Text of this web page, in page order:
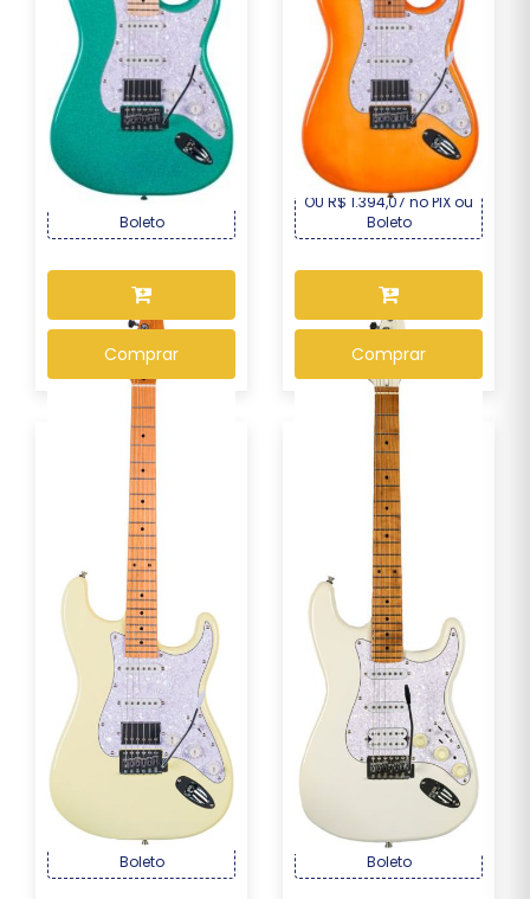
Guitarra Seizi Fun Katana
Musashi HSS ...
R$ 1.339,00
OU R$ 1.245,27 no PIX ou
Boleto
Comprar
Guitarra Seizi Fun
Vintage Budokan – S...
R$ 1.499,00
OU R$ 1.394,07 no PIX ou
Boleto
Comprar
Guitarra Seizi Fun
Vintage Budokan HSS...
R$ 1.499,00
OU R$ 1.394,07 no PIX ou
Boleto
Guitarra Seizi Multi Smart
Pearl White...
R$ 2.169,00
OU R$ 2.017,17 no PIX ou
Boleto